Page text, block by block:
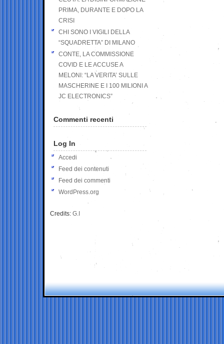
PRIMA, DURANTE E DOPO LA
CRISI
CHI SONO I VIGILI DELLA
“SQUADRETTA” DI MILANO
CONTE, LA COMMISSIONE
COVID E LE ACCUSE A
MELONI: “LA VERITA’ SULLE
MASCHERINE E I 100 MILIONI A
JC ELECTRONICS”
Commenti recenti
Log In
Accedi
Feed dei contenuti
Feed dei commenti
WordPress.org
Credits: G.I